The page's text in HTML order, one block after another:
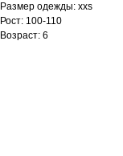
Размер одежды: xxs
Рост: 100-110
Возраст: 6